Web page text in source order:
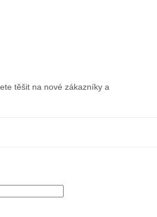
těšit na nové zákazníky a